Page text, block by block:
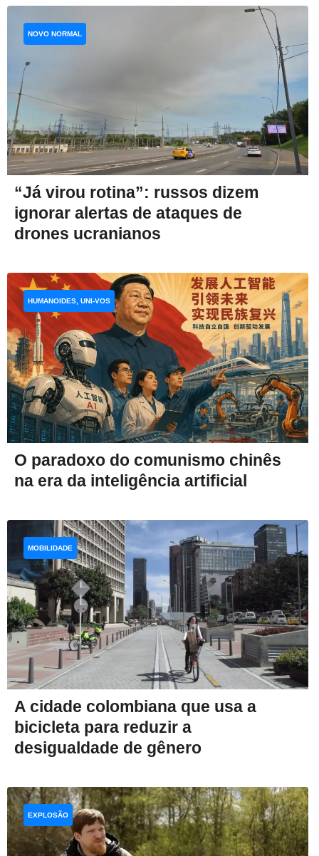
“Já virou rotina”: russos dizem
ignorar alertas de ataques de
drones ucranianos
NOVO NORMAL
O paradoxo do comunismo chinês
na era da inteligência artificial
HUMANOIDES, UNI-VOS
A cidade colombiana que usa a
bicicleta para reduzir a
desigualdade de gênero
MOBILIDADE
EXPLOSÃO